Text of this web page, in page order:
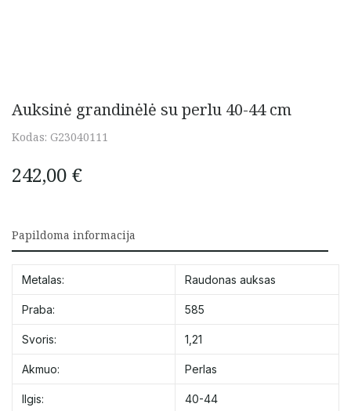
Auksinė grandinėlė su perlu 40-44 cm
Kodas: G23040111
242,00 €
Papildoma informacija
Metalas: Raudonas auksas
Praba: 585
Svoris: 1,21
Akmuo: Perlas
Ilgis: 40-44